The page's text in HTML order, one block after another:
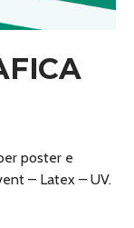
poster e
– Latex – UV.